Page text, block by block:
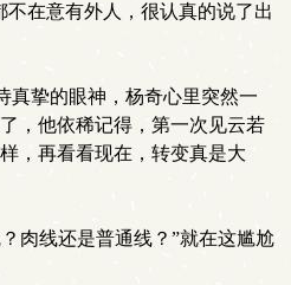
在意有外人，很认真的说了出
真挚的眼神，杨奇心里突然一
，他依稀记得，第一次见云若
，再看看现在，转变真是大
肉线还是普通线？”就在这尴尬